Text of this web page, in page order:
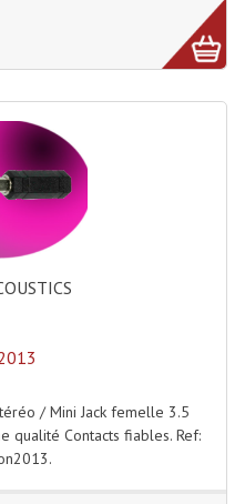
, Noise Gate
Basses
Amplifiés
Sono
Scène
/ Mini Jack femelle 3.5
qualité Contacts fiables. Ref: